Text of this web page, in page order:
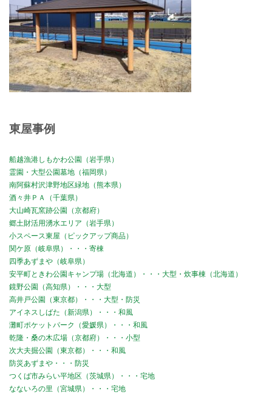
東屋事例
船越漁港しもかわ公園（岩手県）
霊園・大型公園墓地（福岡県）
南阿蘇村沢津野地区緑地（熊本県）
酒々井ＰＡ（千葉県）
大山崎瓦窯跡公園（京都府）
郷土財活用湧水エリア（岩手県）
小スペース東屋（ピックアップ商品）
関ケ原（岐阜県）・・・寄棟
四季あずまや（岐阜県）
安平町ときわ公園キャンプ場（北海道）・・・大型・炊事棟（北海道）
鏡野公園（高知県）・・・大型
高井戸公園（東京都）・・・大型・防災
アイネスしばた（新潟県）・・・和風
灘町ポケットパーク（愛媛県）・・・和風
乾隆・桑の木広場（京都府）・・・小型
次大夫掘公園（東京都）・・・和風
防災あずまや・・・防災
つくば市みらい平地区（茨城県）・・・宅地
なないろの里（宮城県）・・・宅地